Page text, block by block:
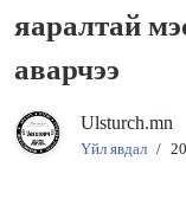
яаралтай
аварчээ
Ulsturch.mn
Үйл явдал /